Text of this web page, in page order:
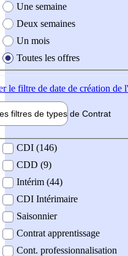
Une semaine
Deux semaines
Un mois
Toutes les offres
le filtre de date de création de
filtres de types de Contrat
contrat
CDI (146)
CDD (9)
Intérim (44)
CDI Intérimaire
Saisonnier
Contrat apprentissage
Cont. professionnalisation